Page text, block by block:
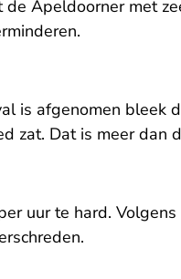
Apeldoorner met
is afgenomen bleek
zat. Dat is meer dan
uur te hard. Volgens